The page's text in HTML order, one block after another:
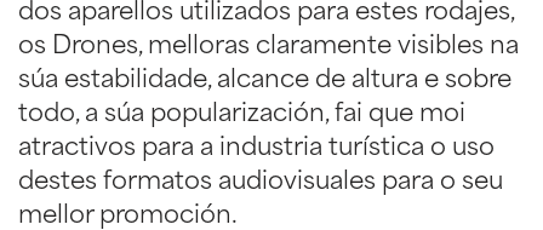
dos aparellos utilizados para estes rodajes,
os Drones, melloras claramente visibles na
súa estabilidade, alcance de altura e sobre
todo, a súa popularización, fai que moi
atractivos para a industria turística o uso
destes formatos audiovisuales para o seu
mellor promoción.